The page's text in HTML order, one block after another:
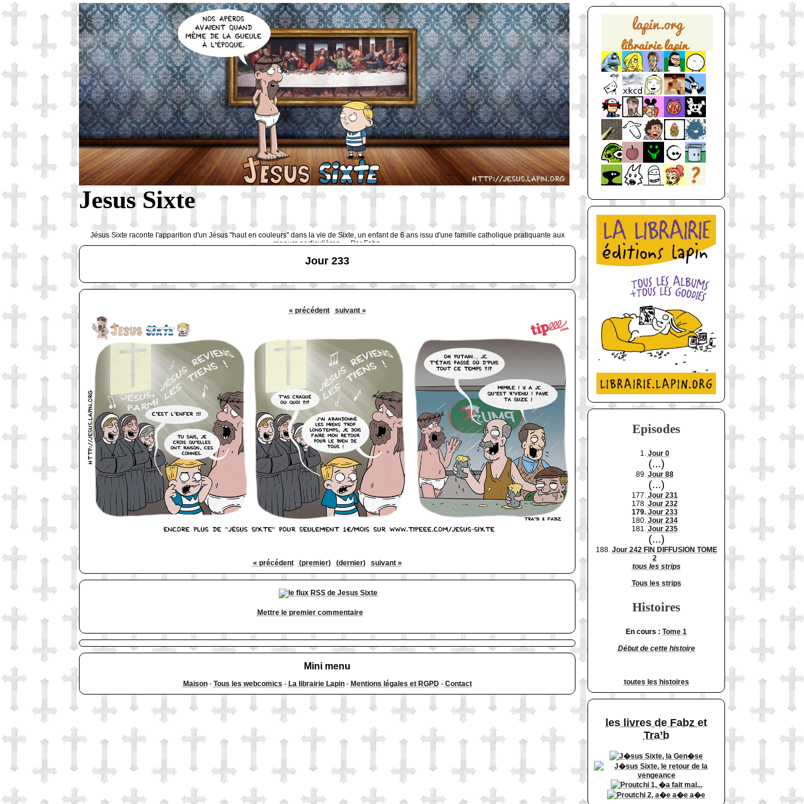
Jesus Sixte
Jésus Sixte raconte l'apparition d'un Jésus "haut en couleurs" dans la vie de Sixte, un enfant de 6 ans issu d'une famille catholique pratiquante aux
moeurs particulières … Par Fabz.
http://www.lefabz.com/
Jour 233
« précédent suivant »
« précédent (premier) (dernier) suivant »
Mettre le premier commentaire
Mini menu
Maison- Tous les webcomics - La librairie Lapin- Mentions légales et RGPD- Contact
Episodes
1. Jour 0
(...)
89. Jour 88
(...)
177. Jour 231
178. Jour 232
179. Jour 233
180. Jour 234
181. Jour 235
(...)
188. Jour 242 FIN DIFFUSION TOME
2
tous les strips
Tous les strips
Histoires
En cours : Tome 1
Début de cette histoire
toutes les histoires
les livres de Fabz et
Tra’b